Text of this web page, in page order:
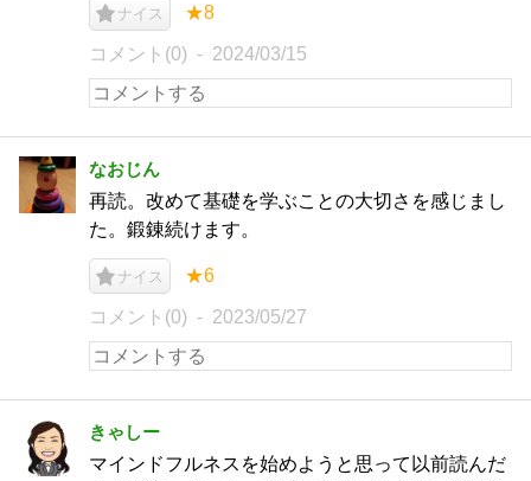
ナイス ★8
コメント(0) 2024/03/15
なおじん
再読。改めて基礎を学ぶことの大切さを感じまし
た。鍛錬続けます。
ナイス ★6
コメント(0) 2023/05/27
きゃしー
マインドフルネスを始めようと思って以前読んだ